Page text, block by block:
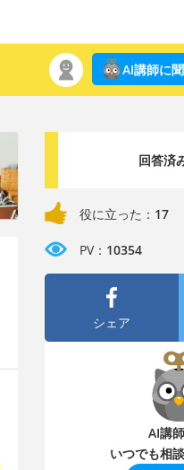
AI講師に聞
回答済
役に立った： 17
PV： 10354
シェア
AI講
いつでも相